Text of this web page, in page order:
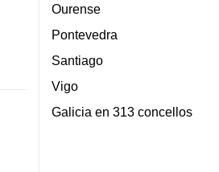
Ourense
Pontevedra
Santiago
Vigo
Galicia en 313 concellos